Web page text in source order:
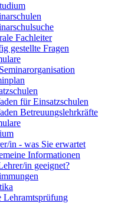
Fachleiter
gestellte Fragen
für Einsatzschulen
Betreuungslehrkräfte
in - was Sie erwartet
Informationen
in geeignet?
Lehramtsprüfung